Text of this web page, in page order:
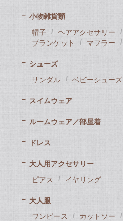
小物雑貨類
帽子
ヘアアクセサリー
ブランケット
マフラー
シューズ
サンダル
ベビーシューズ
スイムウェア
ルームウェア／部屋着
ドレス
大人用アクセサリー
ピアス
イヤリング
大人服
ワンピース
カットソー